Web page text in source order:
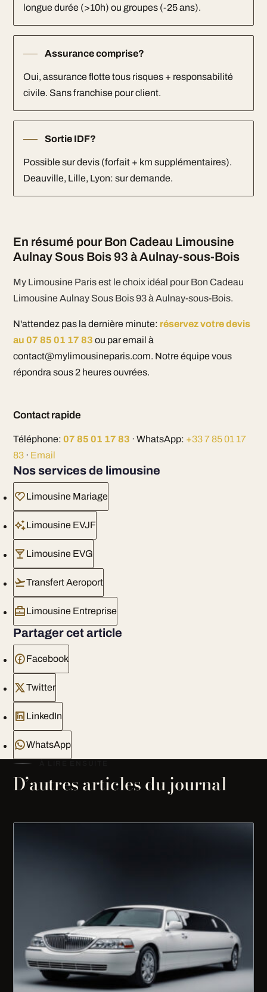
longue durée (>10h) ou groupes (-25 ans).
Assurance comprise?
Oui, assurance flotte tous risques + responsabilité
civile. Sans franchise pour client.
Sortie IDF?
Possible sur devis (forfait + km supplémentaires).
Deauville, Lille, Lyon: sur demande.
En résumé pour Bon Cadeau Limousine
Aulnay Sous Bois 93 à Aulnay-sous-Bois
My Limousine Paris est le choix idéal pour Bon Cadeau
Limousine Aulnay Sous Bois 93 à Aulnay-sous-Bois.
N'attendez pas la dernière minute: réservez votre devis
au 07 85 01 17 83 ou par email à
contact@mylimousineparis.com. Notre équipe vous
répondra sous 2 heures ouvrées.
Contact rapide
Téléphone: 07 85 01 17 83 · WhatsApp: +33 7 85 01 17
83· Email
Nos services de limousine
Limousine Mariage
Limousine EVJF
Limousine EVG
Transfert Aeroport
Limousine Entreprise
Partager cet article
Facebook
Twitter
LinkedIn
WhatsApp
D’autres articles du journal